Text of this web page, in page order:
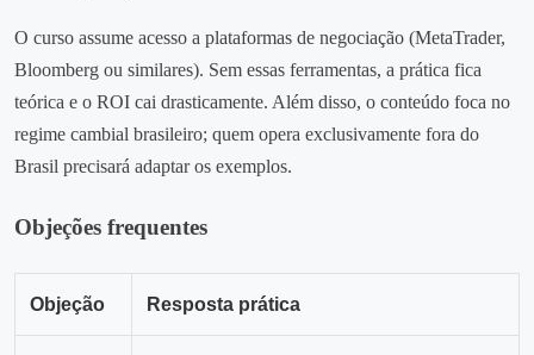
O curso assume acesso a plataformas de negociação (MetaTrader,
Bloomberg ou similares). Sem essas ferramentas, a prática fica
teórica e o ROI cai drasticamente. Além disso, o conteúdo foca no
regime cambial brasileiro; quem opera exclusivamente fora do
Brasil precisará adaptar os exemplos.
Objeções frequentes
Objeção Resposta prática